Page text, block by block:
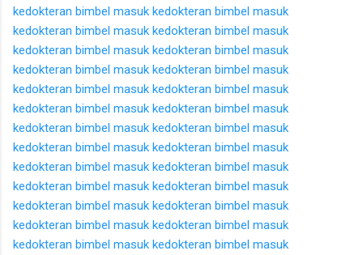
kedokteran bimbel masuk kedokteran bimbel masuk
kedokteran bimbel masuk kedokteran bimbel masuk
kedokteran bimbel masuk kedokteran bimbel masuk
kedokteran bimbel masuk kedokteran bimbel masuk
kedokteran bimbel masuk kedokteran bimbel masuk
kedokteran bimbel masuk kedokteran bimbel masuk
kedokteran bimbel masuk kedokteran bimbel masuk
kedokteran bimbel masuk kedokteran bimbel masuk
kedokteran bimbel masuk kedokteran bimbel masuk
kedokteran bimbel masuk kedokteran bimbel masuk
kedokteran bimbel masuk kedokteran bimbel masuk
kedokteran bimbel masuk kedokteran bimbel masuk
kedokteran bimbel masuk kedokteran bimbel masuk